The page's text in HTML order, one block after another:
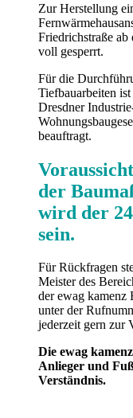
Zur Herstellung
Friedrichstraße ab
voll gesperrt.
Für die
Tiefbauarbeiten
Dresdner
beauftragt.
der
wird der
sein.
Für Rückfragen
Meister des
der ewag kamenz
unter der
jederzeit gern zur
Die ewag
Anlieger und
Verständnis.